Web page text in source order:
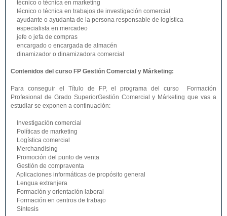
técnico o técnica en marketing
técnico o técnica en trabajos de investigación comercial
ayudante o ayudanta de la persona responsable de logística
especialista en mercadeo
jefe o jefa de compras
encargado o encargada de almacén
dinamizador o dinamizadora comercial
Contenidos del curso FP Gestión Comercial y Márketing:
Para conseguir el Título de FP, el programa del curso Formación
Profesional de Grado SuperiorGestión Comercial y Márketing que vas a
estudiar se exponen a continuación:
Investigación comercial
Políticas de marketing
Logística comercial
Merchandising
Promoción del punto de venta
Gestión de compraventa
Aplicaciones informáticas de propósito general
Lengua extranjera
Formación y orientación laboral
Formación en centros de trabajo
Síntesis